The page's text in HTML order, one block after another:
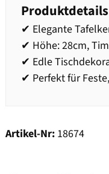
Produktdetails
✔ Elegante
✔ Höhe: 28cm,
✔ Edle
✔ Perfekt für
Artikel-Nr: 18674